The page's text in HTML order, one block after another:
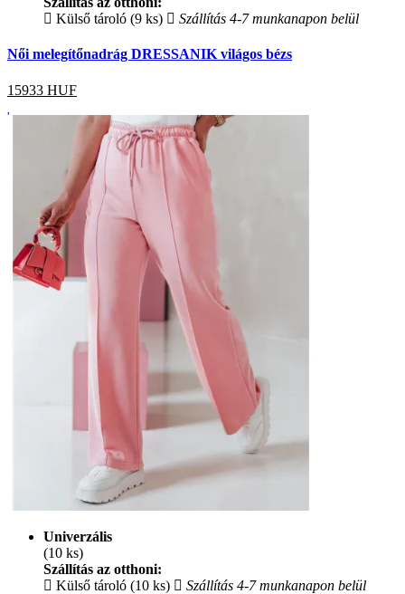
Külső tároló (9 ks)
Szállítás 4-7 munkanapon belül
Női melegítőnadrág DRESSANIK világos bézs
15933 HUF
Univerzális
(10 ks)
Szállítás az otthoni:
Külső tároló (10 ks)
Szállítás 4-7 munkanapon belül